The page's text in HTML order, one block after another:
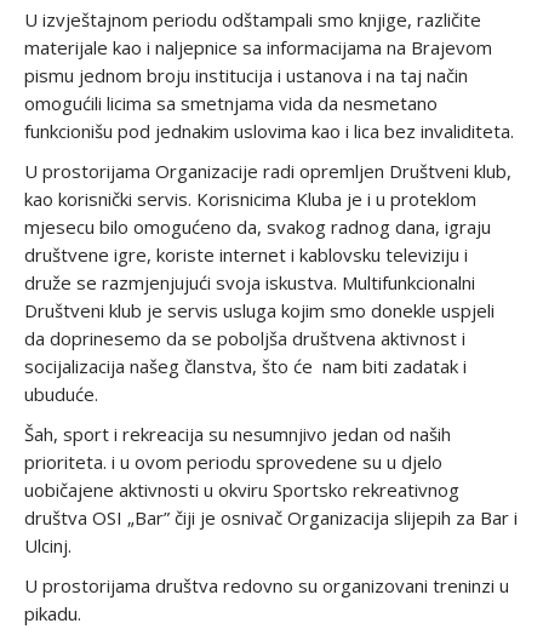
U izvještajnom periodu odštampali smo knjige, različite
materijale kao i naljepnice sa informacijama na Brajevom
pismu jednom broju institucija i ustanova i na taj način
omogućili licima sa smetnjama vida da nesmetano
funkcionišu pod jednakim uslovima kao i lica bez invaliditeta.
U prostorijama Organizacije radi opremljen Društveni klub,
kao korisnički servis. Korisnicima Kluba je i u proteklom
mjesecu bilo omogućeno da, svakog radnog dana, igraju
društvene igre, koriste internet i kablovsku televiziju i
druže se razmjenjujući svoja iskustva. Multifunkcionalni
Društveni klub je servis usluga kojim smo donekle uspjeli
da doprinesemo da se poboljša društvena aktivnost i
socijalizacija našeg članstva, što će nam biti zadatak i
ubuduće.
Šah, sport i rekreacija su nesumnjivo jedan od naših
prioriteta. i u ovom periodu sprovedene su u djelo
uobičajene aktivnosti u okviru Sportsko rekreativnog
društva OSI „Bar” čiji je osnivač Organizacija slijepih za Bar i
Ulcinj.
U prostorijama društva redovno su organizovani treninzi u
pikadu.